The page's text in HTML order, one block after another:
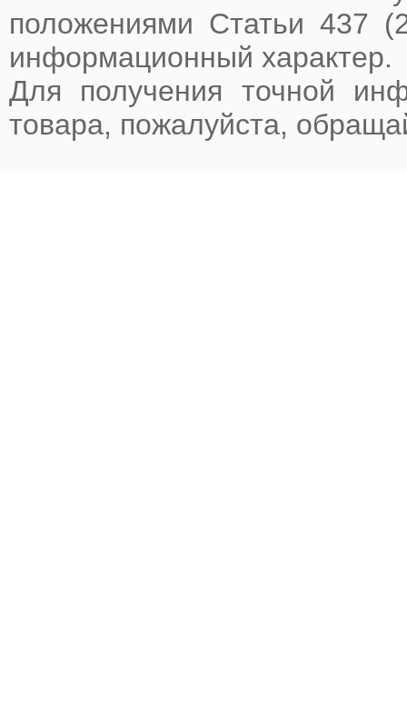
положениями Статьи 437
информационный характер.
Для получения точной
товара, пожалуйста,